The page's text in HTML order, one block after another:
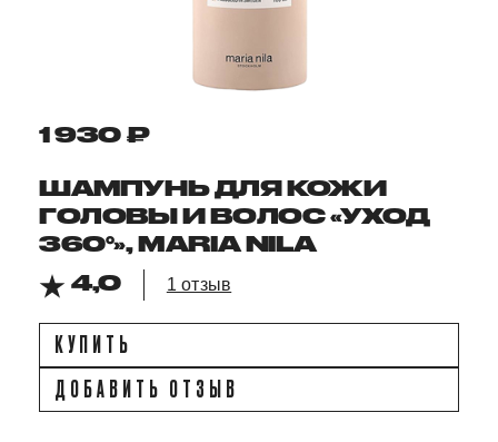
1 930 ₽
ШАМПУНЬ ДЛЯ КОЖИ
ГОЛОВЫ И ВОЛОС «УХОД
360°», MARIA NILA
4,0
1 отзыв
КУПИТЬ
ДОБАВИТЬ ОТЗЫВ